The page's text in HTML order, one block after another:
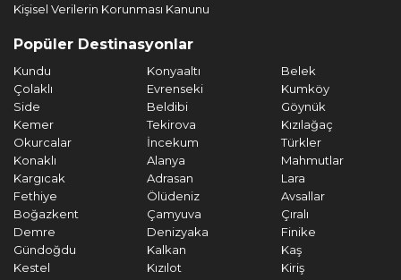
Kişisel Verilerin Korunması Kanunu
Popüler Destinasyonlar
Kundu Konyaaltı
Belek
Çolaklı
Evrenseki
Kumköy
Side
Beldibi
Göynük
Kemer
Tekirova
Kızılağaç
Okurcalar
İncekum
Türkler
Konaklı
Alanya
Mahmutlar
Kargıcak
Adrasan
Lara
Fethiye
Ölüdeniz
Avsallar
Boğazkent
Çamyuva
Çıralı
Demre
Denizyaka
Finike
Gündoğdu
Kalkan
Kaş
Kestel
Kızılot
Kiriş